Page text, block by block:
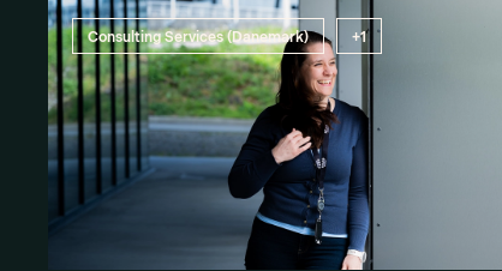
Consulting Services (Danemark) +1